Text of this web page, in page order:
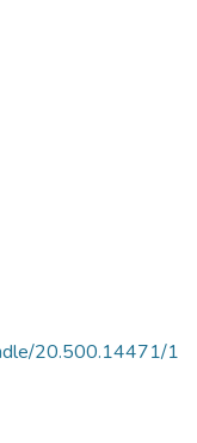
20.500.14471/1